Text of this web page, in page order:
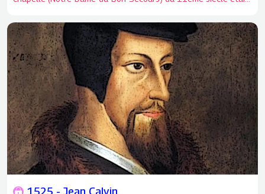
du 11ème siècle était adossée au mur d'enceinte qui cernait
et protégeait la ville. L'extension des remparts rendit inutile
ce mur et la future église Notre-Dame-de-Recouvrance
prendra place de part et d'autre du rempart démoli.